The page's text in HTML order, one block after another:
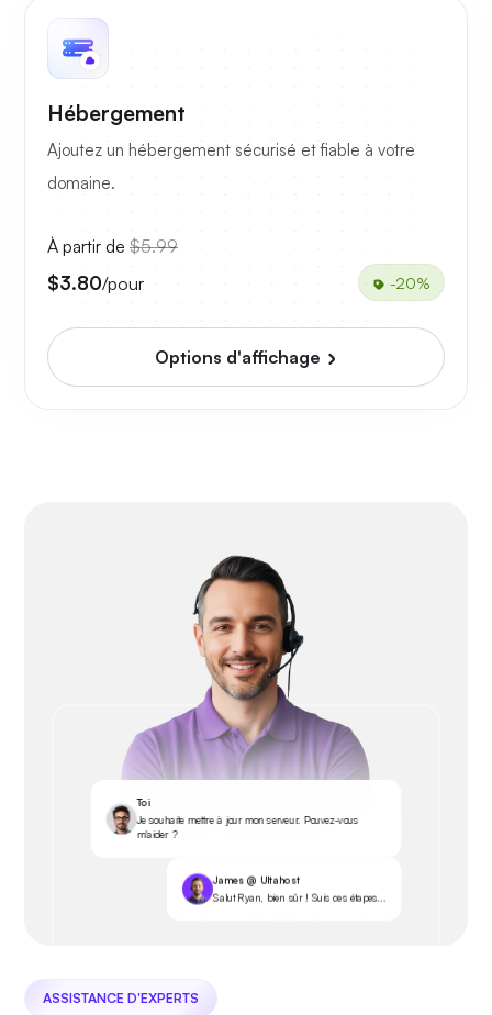
Hébergement
Ajoutez un hébergement sécurisé et fiable à votre
domaine.
À partir de $5.99
$3.80/pour -20%
Options d'affichage
Toi
Je souhaite mettre à jour mon serveur. Pouvez-vous
m'aider ?
James @ Ultahost
Salut Ryan, bien sûr ! Suis ces étapes...
ASSISTANCE D'EXPERTS